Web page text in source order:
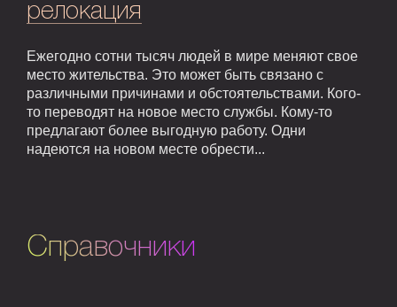
релокация
Ежегодно сотни тысяч людей в мире меняют свое
место жительства. Это может быть связано с
различными причинами и обстоятельствами. Кого-
то переводят на новое место службы. Кому-то
предлагают более выгодную работу. Одни
надеются на новом месте обрести...
Справочники